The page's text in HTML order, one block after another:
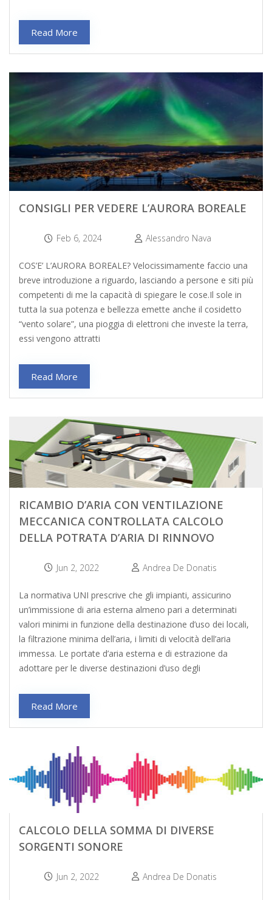
Read More
CONSIGLI PER VEDERE L’AURORA BOREALE
Feb 6, 2024 Alessandro Nava
COS’E’ L’AURORA BOREALE? Velocissimamente faccio una
breve introduzione a riguardo, lasciando a persone e siti più
competenti di me la capacità di spiegare le cose.Il sole in
tutta la sua potenza e bellezza emette anche il cosidetto
“vento solare”, una pioggia di elettroni che investe la terra,
essi vengono attratti
Read More
RICAMBIO D’ARIA CON VENTILAZIONE
MECCANICA CONTROLLATA CALCOLO
DELLA POTRATA D’ARIA DI RINNOVO
Jun 2, 2022 Andrea De Donatis
La normativa UNI prescrive che gli impianti, assicurino
un’immissione di aria esterna almeno pari a determinati
valori minimi in funzione della destinazione d’uso dei locali,
la filtrazione minima dell’aria, i limiti di velocità dell’aria
immessa. Le portate d’aria esterna e di estrazione da
adottare per le diverse destinazioni d’uso degli
Read More
CALCOLO DELLA SOMMA DI DIVERSE
SORGENTI SONORE
Jun 2, 2022 Andrea De Donatis